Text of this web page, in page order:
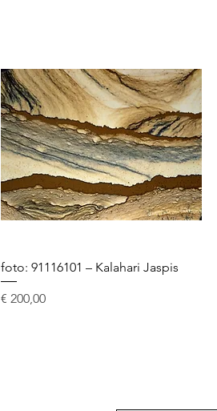
foto: 91116101 – Kalahari Jaspis
Prijs
€ 200,00